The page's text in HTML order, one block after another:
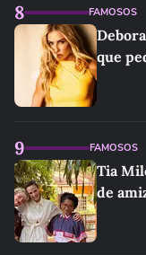
8 FAMOSOS
que
9 FAMOSOS
Tia
de